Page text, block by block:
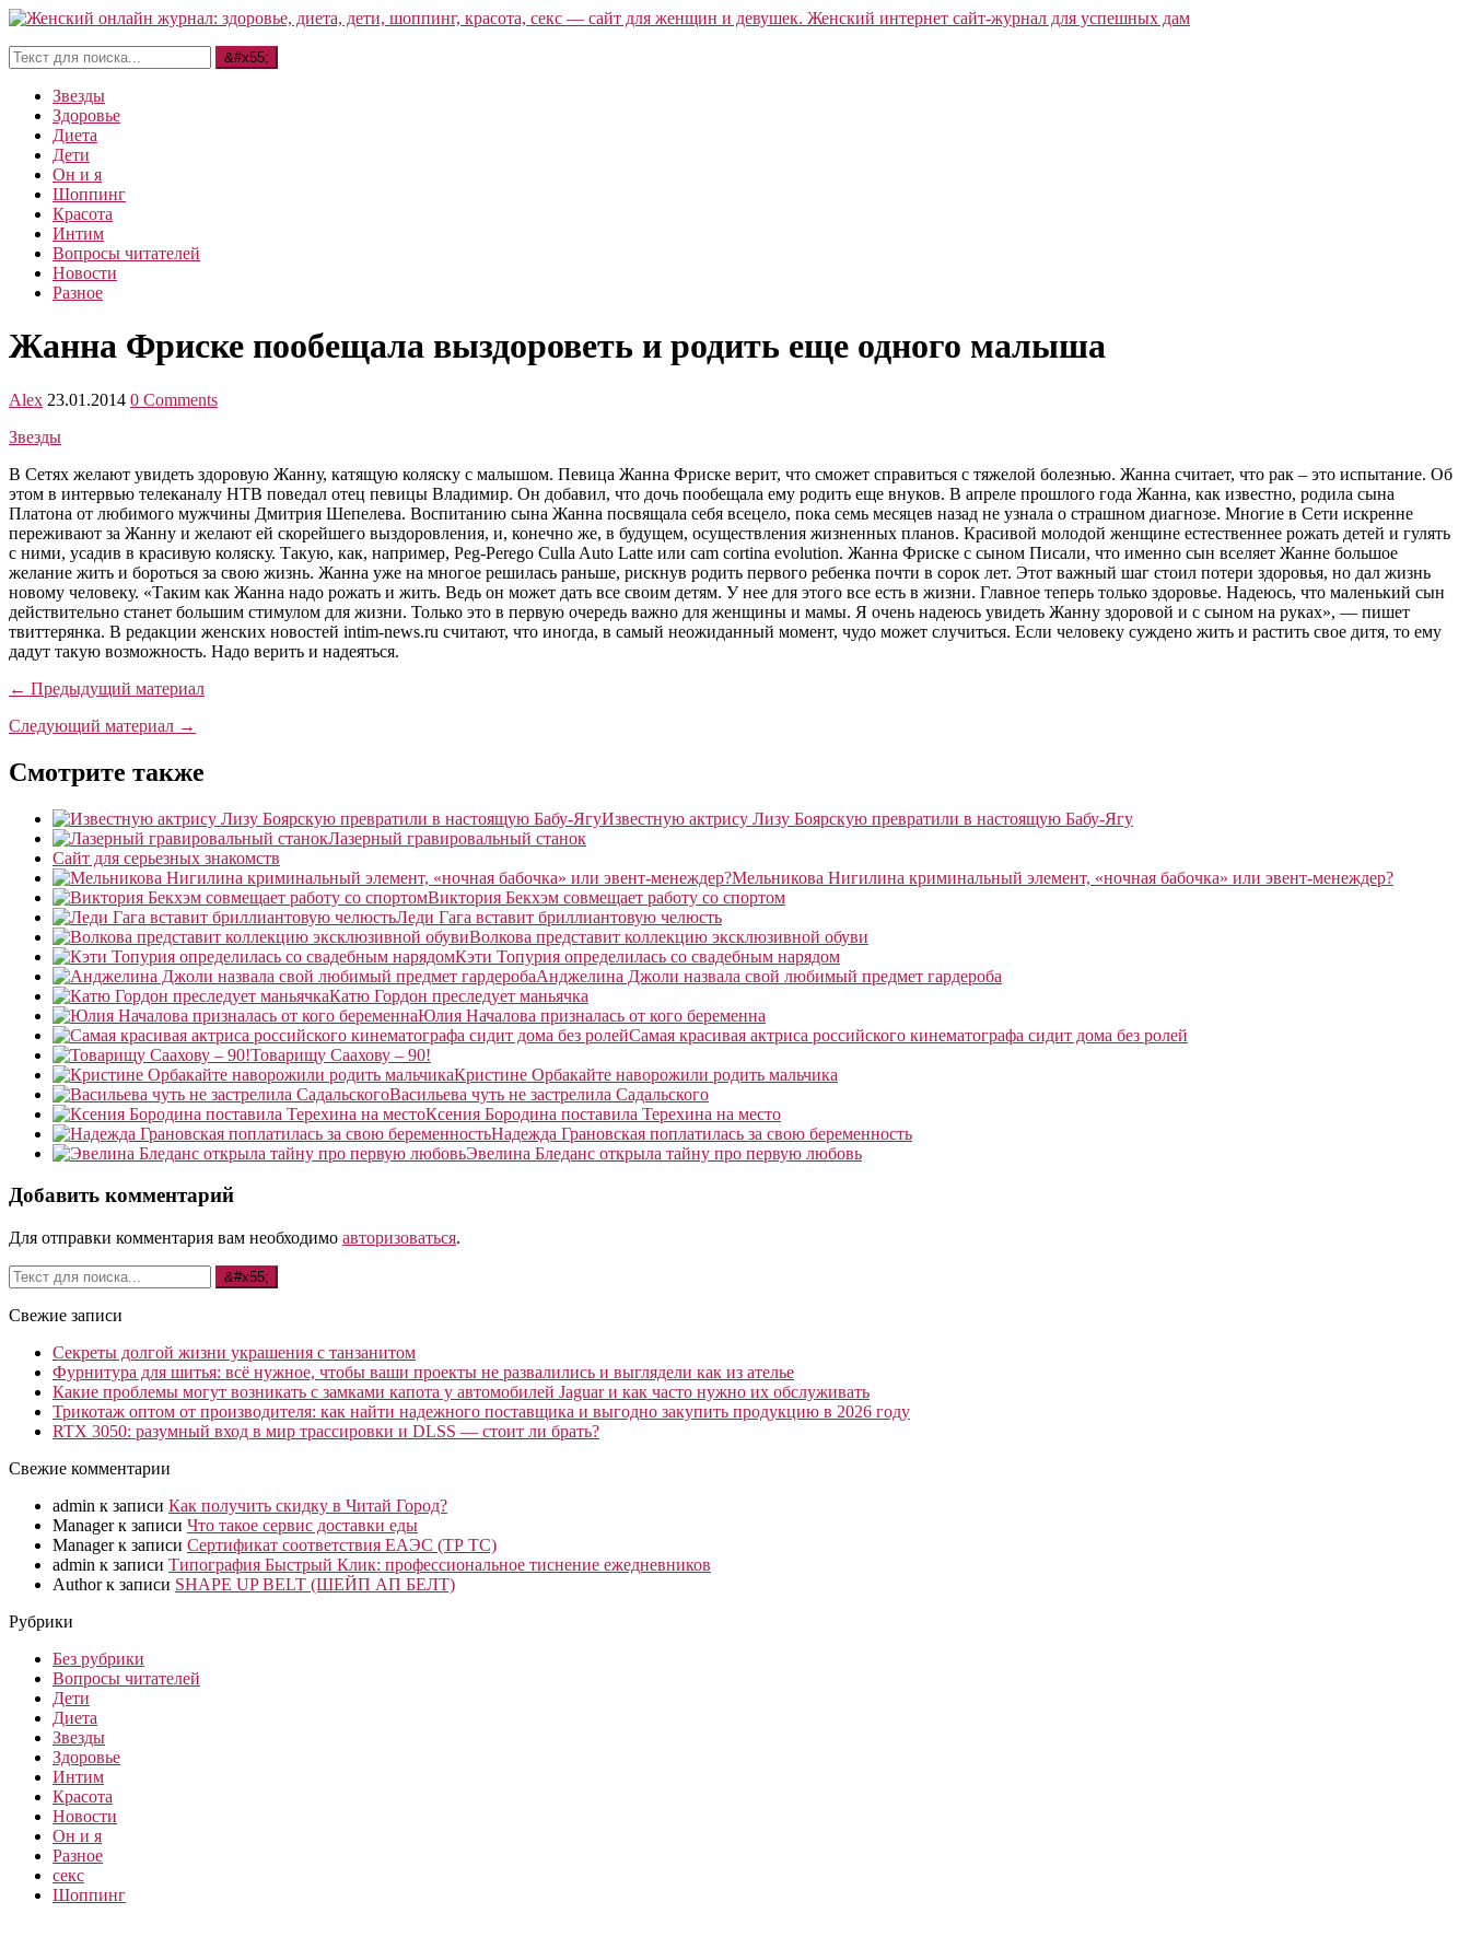
Звезды
Здоровье
Диета
Дети
Он и я
Шоппинг
Красота
Интим
Вопросы читателей
Новости
Разное
Жанна Фриске пообещала выздороветь и родить еще одного малыша
Alex 23.01.2014 0 Comments
Звезды
В Сетях желают увидеть здоровую Жанну, катящую коляску с малышом. Певица Жанна Фриске верит, что сможет справиться с тяжелой болезнью. Жанна считает, что рак – это испытание. Об
этом в интервью телеканалу НТВ поведал отец певицы Владимир. Он добавил, что дочь пообещала ему родить еще внуков. В апреле прошлого года Жанна, как известно, родила сына
Платона от любимого мужчины Дмитрия Шепелева. Воспитанию сына Жанна посвящала себя всецело, пока семь месяцев назад не узнала о страшном диагнозе. Многие в Сети искренне
переживают за Жанну и желают ей скорейшего выздоровления, и, конечно же, в будущем, осуществления жизненных планов. Красивой молодой женщине естественнее рожать детей и гулять
с ними, усадив в красивую коляску. Такую, как, например, Peg-Perego Culla Auto Latte или cam cortina evolution. Жанна Фриске с сыном Писали, что именно сын вселяет Жанне большое
желание жить и бороться за свою жизнь. Жанна уже на многое решилась раньше, рискнув родить первого ребенка почти в сорок лет. Этот важный шаг стоил потери здоровья, но дал жизнь
новому человеку. «Таким как Жанна надо рожать и жить. Ведь он может дать все своим детям. У нее для этого все есть в жизни. Главное теперь только здоровье. Надеюсь, что маленький сын
действительно станет большим стимулом для жизни. Только это в первую очередь важно для женщины и мамы. Я очень надеюсь увидеть Жанну здоровой и с сыном на руках», — пишет
твиттерянка. В редакции женских новостей intim-news.ru считают, что иногда, в самый неожиданный момент, чудо может случиться. Если человеку суждено жить и растить свое дитя, то ему
дадут такую возможность. Надо верить и надеяться.
← Предыдущий материал
Следующий материал →
Смотрите также
Известную актрису Лизу Боярскую превратили в настоящую Бабу-Ягу
Лазерный гравировальный станок
Сайт для серьезных знакомств
Мельникова Нигилина криминальный элемент, «ночная бабочка» или эвент-менеждер?
Виктория Бекхэм совмещает работу со спортом
Леди Гага вставит бриллиантовую челюсть
Волкова представит коллекцию эксклюзивной обуви
Кэти Топурия определилась со свадебным нарядом
Анджелина Джоли назвала свой любимый предмет гардероба
Катю Гордон преследует маньячка
Юлия Началова призналась от кого беременна
Самая красивая актриса российского кинематографа сидит дома без ролей
Товарищу Саахову – 90!
Кристине Орбакайте наворожили родить мальчика
Васильева чуть не застрелила Садальского
Ксения Бородина поставила Терехина на место
Надежда Грановская поплатилась за свою беременность
Эвелина Бледанс открыла тайну про первую любовь
Добавить комментарий
Для отправки комментария вам необходимо авторизоваться.
Свежие записи
Секреты долгой жизни украшения с танзанитом
Фурнитура для шитья: всё нужное, чтобы ваши проекты не развалились и выглядели как из ателье
Какие проблемы могут возникать с замками капота у автомобилей Jaguar и как часто нужно их обслуживать
Трикотаж оптом от производителя: как найти надежного поставщика и выгодно закупить продукцию в 2026 году
RTX 3050: разумный вход в мир трассировки и DLSS — стоит ли брать?
Свежие комментарии
admin к записи Как получить скидку в Читай Город?
Managerк записи Что такое сервис доставки еды
Managerк записи Сертификат соответствия ЕАЭС (ТР ТС)
admin к записи Типография Быстрый Клик: профессиональное тиснение ежедневников
Authorк записи SHAPE UP BELT (ШЕЙП АП БЕЛТ)
Рубрики
Без рубрики
Вопросы читателей
Дети
Диета
Звезды
Здоровье
Интим
Красота
Новости
Он и я
Разное
секс
Шоппинг